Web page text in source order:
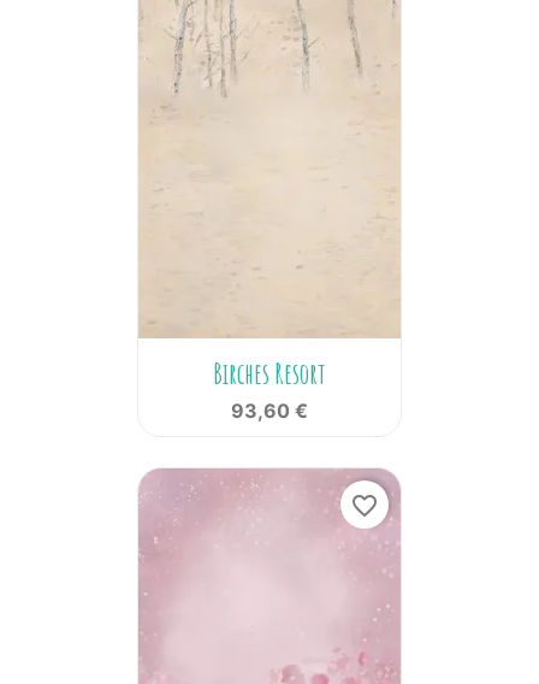
Birches Resort
93,60 €
favorite_border